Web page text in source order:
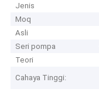
Jenis
Moq
Asli
Seri pompa
Teori
Cahaya Tinggi: